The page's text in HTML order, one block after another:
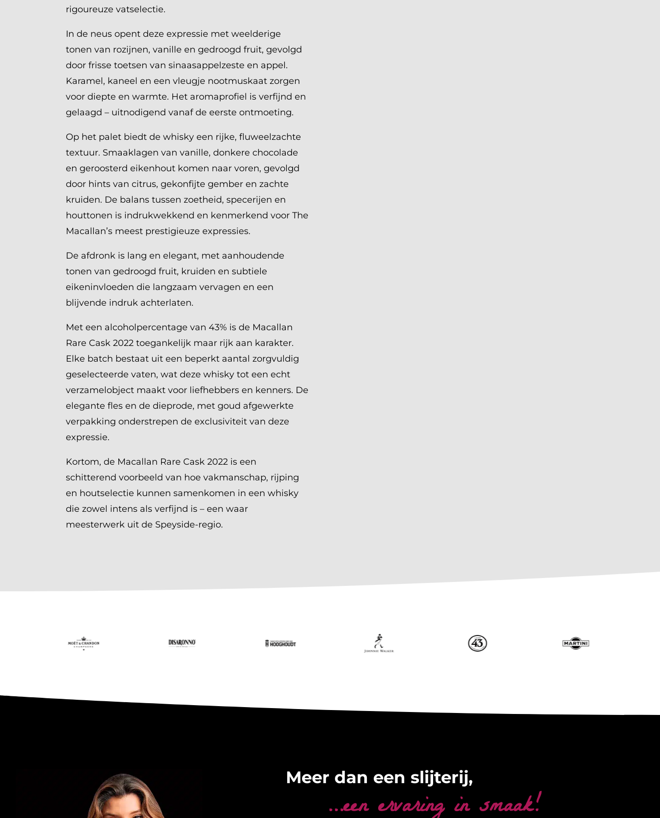
rigoureuze vatselectie.
In de neus opent deze expressie met weelderige
tonen van rozijnen, vanille en gedroogd fruit, gevolgd
door frisse toetsen van sinaasappelzeste en appel.
Karamel, kaneel en een vleugje nootmuskaat zorgen
voor diepte en warmte. Het aromaprofiel is verfijnd en
gelaagd – uitnodigend vanaf de eerste ontmoeting.
Op het palet biedt de whisky een rijke, fluweelzachte
textuur. Smaaklagen van vanille, donkere chocolade
en geroosterd eikenhout komen naar voren, gevolgd
door hints van citrus, gekonfijte gember en zachte
kruiden. De balans tussen zoetheid, specerijen en
houttonen is indrukwekkend en kenmerkend voor The
Macallan’s meest prestigieuze expressies.
De afdronk is lang en elegant, met aanhoudende
tonen van gedroogd fruit, kruiden en subtiele
eikeninvloeden die langzaam vervagen en een
blijvende indruk achterlaten.
Met een alcoholpercentage van 43% is de Macallan
Rare Cask 2022 toegankelijk maar rijk aan karakter.
Elke batch bestaat uit een beperkt aantal zorgvuldig
geselecteerde vaten, wat deze whisky tot een echt
verzamelobject maakt voor liefhebbers en kenners. De
elegante fles en de dieprode, met goud afgewerkte
verpakking onderstrepen de exclusiviteit van deze
expressie.
Kortom, de Macallan Rare Cask 2022 is een
schitterend voorbeeld van hoe vakmanschap, rijping
en houtselectie kunnen samenkomen in een whisky
die zowel intens als verfijnd is – een waar
meesterwerk uit de Speyside-regio.
Meer dan een slijterij,
…een ervaring in smaak!